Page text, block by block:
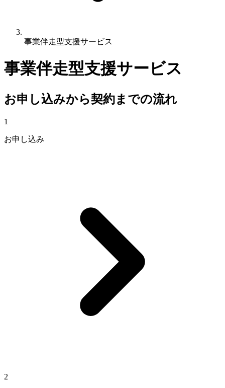
事業伴走型支援サービス
事業伴走型支援サービス
お申し込みから契約までの流れ
1
お申し込み
2